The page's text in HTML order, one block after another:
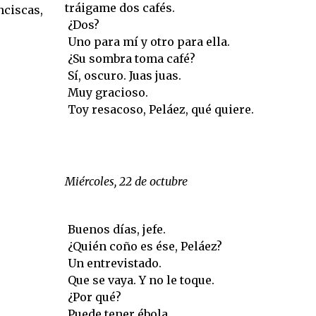
tráigame dos cafés.
 ¿Dos?
 Uno para mí y otro para ella.
 ¿Su sombra toma café?
 Sí, oscuro. Juas juas.
 Muy gracioso.
 Toy resacoso, Peláez, qué quiere.
Miércoles, 22 de octubre
 Buenos días, jefe.
 ¿Quién coño es ése, Peláez?
 Un entrevistado.
 Que se vaya. Y no le toque.
 ¿Por qué?